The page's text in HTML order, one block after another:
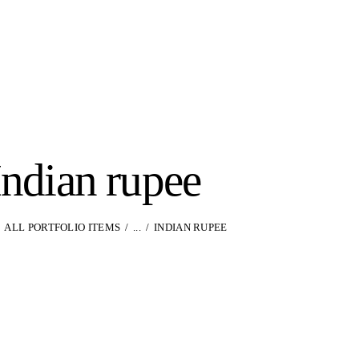
rupee
ALL PORTFOLIO ITEMS ... INDIAN RUPEE